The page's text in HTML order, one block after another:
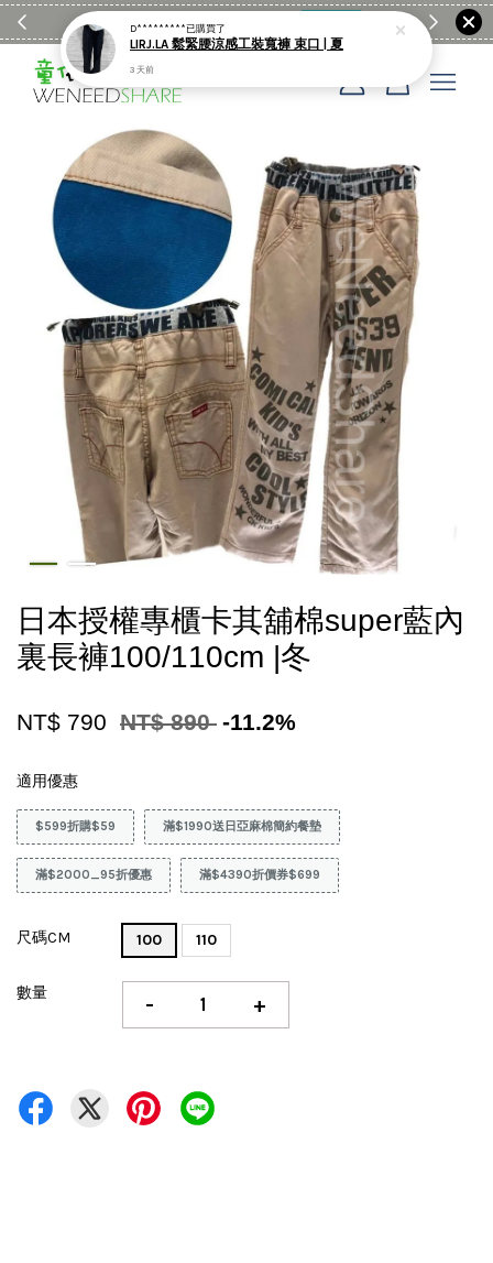
滿$1990送日亞麻棉簡約餐墊 童裝
日本授權專櫃卡其舖棉super藍內
裏長褲100/110cm |冬
NT$ 790 NT$ 890 -11.2%
適用優惠
$599折購$59 滿$1990送日亞麻棉簡約餐墊
滿$2000_95折優惠 滿$4390折價券$699
尺碼CM 100 110
數量 - +
您的購物車目前還是空的。
繼續購物
D*********已購買了
LIRJ.LA 鬆緊腰涼感工裝寬褲 束口 | 夏
3 天前